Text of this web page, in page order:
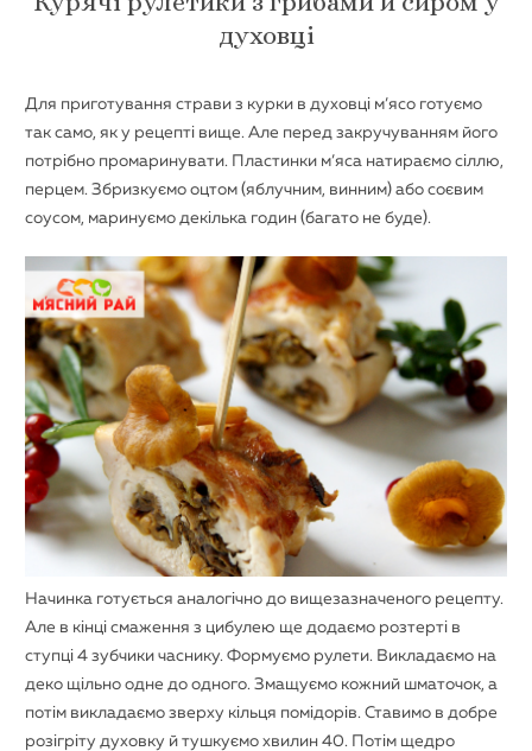
духовці
Для приготування страви з курки в духовці м’ясо готуємо
так само, як у рецепті вище. Але перед закручуванням його
потрібно промаринувати. Пластинки м’яса натираємо сіллю,
перцем. Збризкуємо оцтом (яблучним, винним) або соєвим
соусом, маринуємо декілька годин (багато не буде).
Начинка готується аналогічно до вищезазначеного рецепту.
Але в кінці смаження з цибулею ще додаємо розтерті в
ступці 4 зубчики часнику. Формуємо рулети. Викладаємо на
деко щільно одне до одного. Змащуємо кожний шматочок, а
потім викладаємо зверху кільця помідорів. Ставимо в добре
розігріту духовку й тушкуємо хвилин 40. Потім щедро